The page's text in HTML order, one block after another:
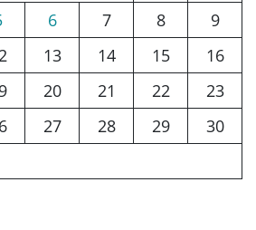
6 7 8
9
13 14 15
16
20 21 22
23
27 28 29
30